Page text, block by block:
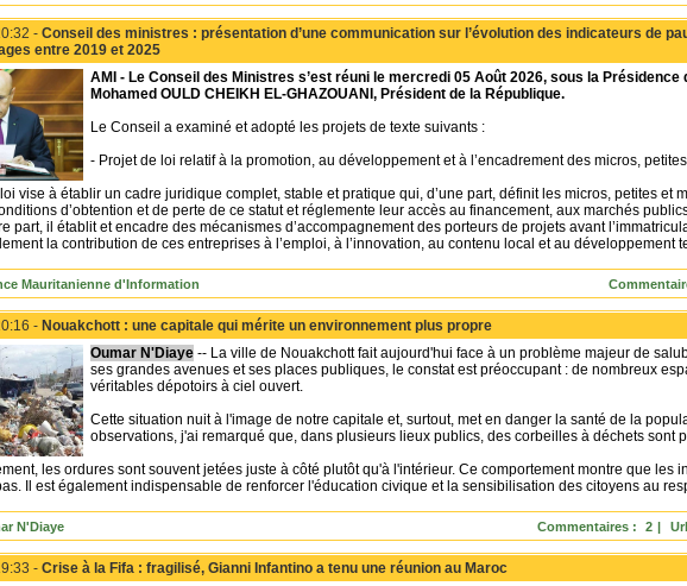
- Conseil des ministres : présentation d’une communication sur l’évolution des indicateurs de
entre 2019 et 2025
AMI - Le Conseil des Ministres s’est réuni le mercredi 05 Août 2026, sous la Présidence
Mohamed OULD CHEIKH EL-GHAZOUANI, Président de la République.
Le Conseil a examiné et adopté les projets de texte suivants :
‐ Projet de loi relatif à la promotion, au développement et à l’encadrement des micros,
vise à établir un cadre juridique complet, stable et pratique qui, d’une part, définit les micros, petites et
d’obtention et de perte de ce statut et réglemente leur accès au financement, aux marchés
part, il établit et encadre des mécanismes d’accompagnement des porteurs de projets avant
la contribution de ces entreprises à l’emploi, à l’innovation, au contenu local et au développement
Mauritanienne d'Information
- Nouakchott : une capitale qui mérite un environnement plus propre
Oumar N'Diaye -- La ville de Nouakchott fait aujourd'hui face à un problème majeur de
ses grandes avenues et ses places publiques, le constat est préoccupant : de nombreux
véritables dépotoirs à ciel ouvert.
Cette situation nuit à l'image de notre capitale et, surtout, met en danger la santé de la
observations, j'ai remarqué que, dans plusieurs lieux publics, des corbeilles à déchets sont
les ordures sont souvent jetées juste à côté plutôt qu'à l'intérieur. Ce comportement montre que les
Il est également indispensable de renforcer l'éducation civique et la sensibilisation des citoyens au
N'Diaye Commentaires : 2 |
- Crise à la Fifa : fragilisé, Gianni Infantino a tenu une réunion au Maroc